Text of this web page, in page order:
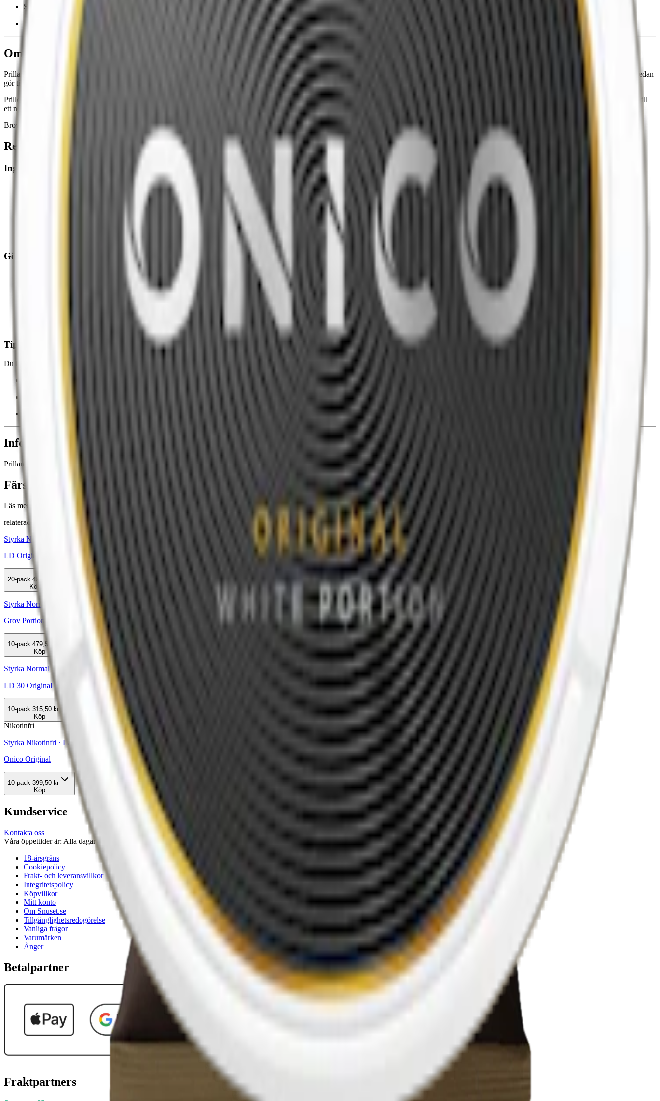
Smak:
Om Prillan Brown Gold
Prillan Brown Gold är en snussats från Prillan som sticker ut genom sin balanserade tobak med inslag av rökighet. De torra prillorna kommer precis som hos övriga Prillan i klassiskt portionsformat som du sedan
gör till ditt eget snus. Basen har en medelstark snussmak som kan användas som den är eller anpassas med snusaromer som du väljer själv.
Prillorna väger 0,33 gram styck och en sats innehåller cirka 500 prillor, vilket ger en nettovikt på 165 gram. Nikotinhalten ligger på 2,3 %, eller ungefär 7,6 mg nikotin per prilla. Det gör Prillan Brown Gold till
ett normalstarkt snus. Eftersom prillorna är torra får du själv tillsätta vatten, salt och eventuellt smak. Det gör att du kan påverka både känslan under läppen och intensiteten i smaken.
Brown Gold består av råtobak, natriumkarbonat, rökarom och kryddor. Recept och detaljerade instruktioner för beredning hittar du längre ner på sidan.
Recept för Prillan Brown Gold
Ingredienser
Gör ditt snus så här
Blanda salt och eventuell arom i det varma vattnet så att saltet löses upp
Häll vätskan jämnt över prillorna i påsen
Stäng och skaka ordentligt så alla prillor fuktas. Obs! Se till att påsen är ordentligt stängd
Låt stå i kylskåp 48 timmar och vänd påsen efter halva tiden. Ju längre snuset får ligga desto mognare blir smaken
Tips för alla Prillans snussatser
Du kan enkelt anpassa fuktighet och smak genom att minska eller öka vatten och arom
Mer snusarom ger tydligare smak. Du kan inte minska smaken när aromen väl är inblandad. Börja med lite, smaka av och öka om du vill ha mer smak
Information om varumärket Prillan
Prillan är mest känd för sina snussatser. Tidigare, innan skattehöjningen på råtobak, tillverkade Prillan också snussatser för lössnus.
Färskt snus
Läs mer om hur du förvarar Prillan Brown Gold
relaterade produkter
Styrka Normal · Large
LD Original
20-pack 499 kr
Köp
Styrka Normal · Large
Grov Portion
10-pack 479,50 kr
Köp
Styrka Normal · Large
LD 30 Original
10-pack 315,50 kr
Köp
Nikotinfri
Styrka Nikotinfri · Large
Onico Original
10-pack 399,50 kr
Köp
Kundservice
Kontakta oss
Våra öppettider är: Alla dagar 08:00 - 18:00 Vi svarar vanligtvis inom 24 timmar på vardagar.
18-årsgräns
Cookiepolicy
Frakt- och leveransvillkor
Integritetspolicy
Köpvillkor
Mitt konto
Om Snuset.se
Tillgänglighetsredogörelse
Vanliga frågor
Varumärken
Ånger
Betalpartner
Fraktpartners